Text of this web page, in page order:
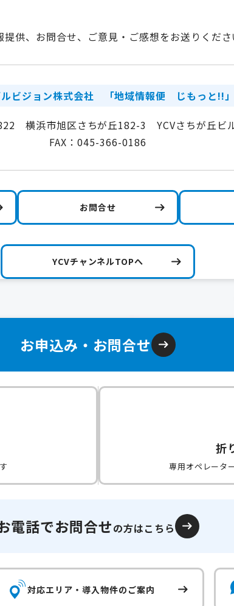
提供、お問合せ、ご意見・ご感想をお送りくだ
ビジョン株式会社
「地域情報便 じもっと!!
横浜市旭区さちが丘182-3 YCVさちが丘ビ
FAX：045-366-0186
お問合せ
YCVチャンネルTOPへ
お申込み・お問合せ
折
専用オペレータ
電話でお問合せの方はこちら
対応エリア・導入物件のご案内